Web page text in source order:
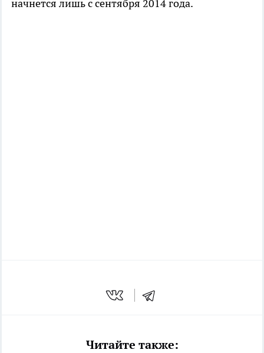
начнется лишь с сентября 2014 года.
Читайте также: